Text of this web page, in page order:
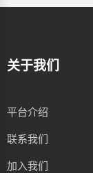
关于我们
平台介绍
联系我们
加入我们